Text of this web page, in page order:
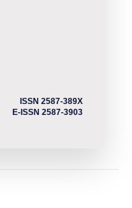
ISSN 2587-389X
E-ISSN 2587-3903